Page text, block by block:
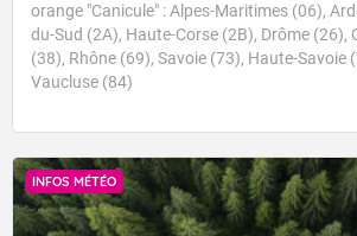
orange "Canicule" : Alpes-Maritimes (06),
du-Sud (2A), Haute-Corse (2B), Drôme (26),
(38), Rhône (69), Savoie (73), Haute-Savoie
Vaucluse (84)
INFOS MÉTÉO